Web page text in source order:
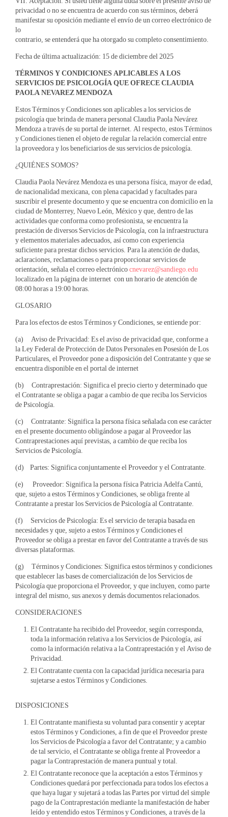
privacidad o no se encuentra de acuerdo con sus términos, deberá
manifestar su oposición mediante el envío de un correo electrónico de
lo
contrario, se entenderá que ha otorgado su completo consentimiento.
Fecha de última actualización: 15 de diciembre del 2025
TÉRMINOS Y CONDICIONES APLICABLES A LOS
SERVICIOS DE PSICOLOGÍA QUE OFRECE CLAUDIA
PAOLA NEVAREZ MENDOZA
Estos Términos y Condiciones son aplicables a los servicios de
psicología que brinda de manera personal Claudia Paola Nevárez
Mendoza a través de su portal de internet. Al respecto, estos Términos
y Condiciones tienen el objeto de regular la relación comercial entre
la proveedora y los beneficiarios de sus servicios de psicología.
¿QUIÉNES SOMOS?
Claudia Paola Nevárez Mendoza es una persona física, mayor de edad,
de nacionalidad mexicana, con plena capacidad y facultades para
suscribir el presente documento y que se encuentra con domicilio en la
ciudad de Monterrey, Nuevo León, México y que, dentro de las
actividades que conforma como profesionista, se encuentra la
prestación de diversos Servicios de Psicología, con la infraestructura
y elementos materiales adecuados, así como con experiencia
suficiente para prestar dichos servicios. Para la atención de dudas,
aclaraciones, reclamaciones o para proporcionar servicios de
orientación, señala el correo electrónicocnevarez@sandiego.edu
localizado en la página de internet con un horario de atención de
08:00 horas a 19:00 horas.
GLOSARIO
Para los efectos de estos Términos y Condiciones, se entiende por:
(a) Aviso de Privacidad: Es el aviso de privacidad que, conforme a
la Ley Federal de Protección de Datos Personales en Posesión de Los
Particulares, el Proveedor pone a disposición del Contratante y que se
encuentra disponible en el portal de internet
(b) Contraprestación: Significa el precio cierto y determinado que
el Contratante se obliga a pagar a cambio de que reciba los Servicios
de Psicología.
(c) Contratante: Significa la persona física señalada con ese carácter
en el presente documento obligándose a pagar al Proveedor las
Contraprestaciones aquí previstas, a cambio de que reciba los
Servicios de Psicología.
(d) Partes: Significa conjuntamente el Proveedor y el Contratante.
(e) Proveedor: Significa la persona física Patricia Adelfa Cantú,
que, sujeto a estos Términos y Condiciones, se obliga frente al
Contratante a prestar los Servicios de Psicología al Contratante.
(f) Servicios de Psicología: Es el servicio de terapia basada en
necesidades y que, sujeto a estos Términos y Condiciones el
Proveedor se obliga a prestar en favor del Contratante a través de sus
diversas plataformas.
(g) Términos y Condiciones: Significa estos términos y condiciones
que establecer las bases de comercialización de los Servicios de
Psicología que proporciona el Proveedor, y que incluyen, como parte
integral del mismo, sus anexos y demás documentos relacionados.
CONSIDERACIONES
El Contratante ha recibido del Proveedor, según corresponda,
toda la información relativa a los Servicios de Psicología, así
como la información relativa a la Contraprestación y el Aviso de
Privacidad.
El Contratante cuenta con la capacidad jurídica necesaria para
sujetarse a estos Términos y Condiciones.
DISPOSICIONES
El Contratante manifiesta su voluntad para consentir y aceptar
estos Términos y Condiciones, a fin de que el Proveedor preste
los Servicios de Psicología a favor del Contratante; y a cambio
de tal servicio, el Contratante se obliga frente al Proveedor a
pagar la Contraprestación de manera puntual y total.
El Contratante reconoce que la aceptación a estos Términos y
Condiciones quedará por perfeccionada para todos los efectos a
que haya lugar y sujetará a todas las Partes por virtud del simple
pago de la Contraprestación mediante la manifestación de haber
leído y entendido estos Términos y Condiciones, a través de la